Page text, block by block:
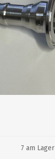
7 am Lager